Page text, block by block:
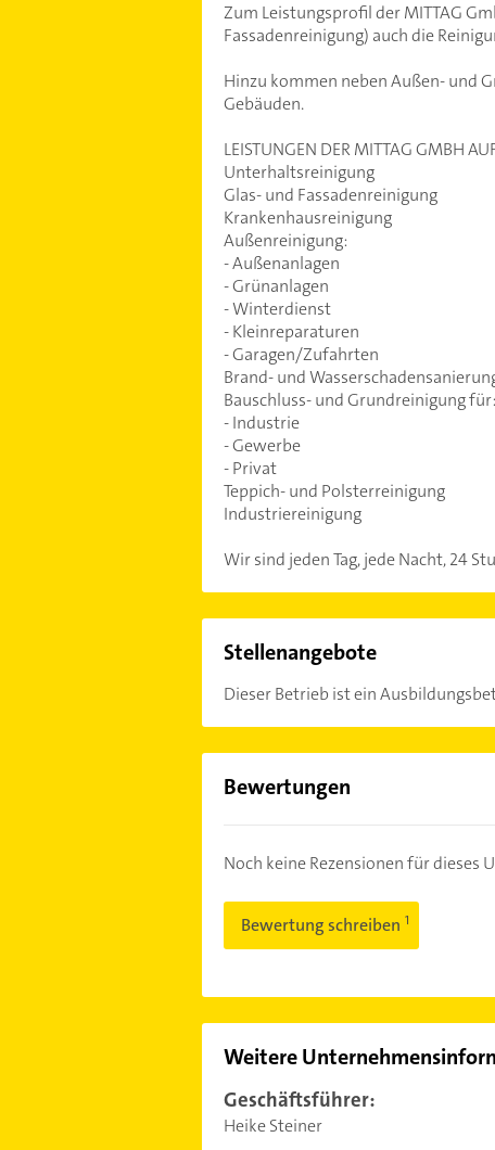
Zum Leistungsprofil der MITTAG
Fassadenreinigung) auch die
Hinzu kommen neben Außen- und
Gebäuden.
LEISTUNGEN DER MITTAG GMBH
Unterhaltsreinigung
Glas- und Fassadenreinigung
Krankenhausreinigung
Außenreinigung:
- Außenanlagen
- Grünanlagen
- Winterdienst
- Kleinreparaturen
- Garagen/Zufahrten
Brand- und
Bauschluss- und Grundreinigung für:
- Industrie
- Gewerbe
- Privat
Teppich- und Polsterreinigung
Industriereinigung
Wir sind jeden Tag, jede Nacht, 24
Stellenangebote
Dieser Betrieb ist ein
Bewertungen
Noch keine Rezensionen für dieses
Bewertung schreiben
Weitere
Geschäftsführer:
Heike Steiner